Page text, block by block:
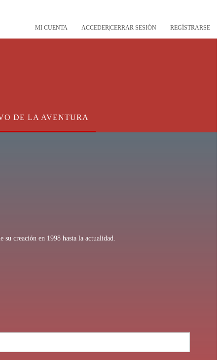
MI CUENTA ACCEDER|CERRAR SESIÓN REGÍSTRARSE
DE LA AVENTURA
su creación en 1998 hasta la actualidad.